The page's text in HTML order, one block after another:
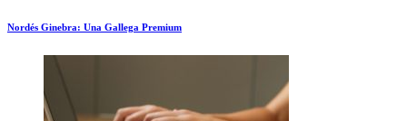
Nordés Ginebra: Una Gallega Premium